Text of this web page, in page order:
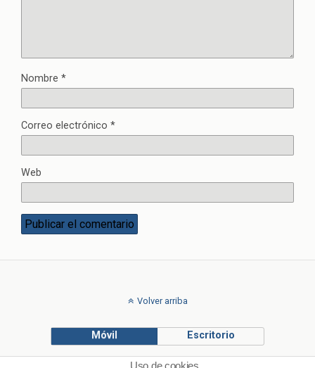
Nombre *
Correo electrónico *
Web
Volver arriba
Móvil Escritorio